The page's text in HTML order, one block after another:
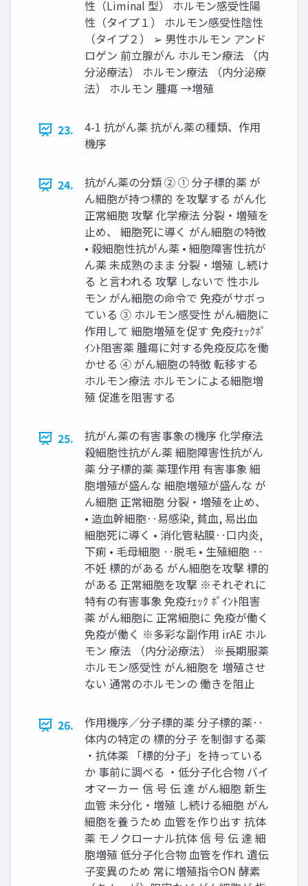
性（Liminal 型） ホルモン感受性陽
性（タイプ１） ホルモン感受性陰性
（タイプ２） ➢ 男性ホルモン アンド
ロゲン 前立腺がん ホルモン療法 （内
分泌療法） ホルモン療法 （内分泌療
法） ホルモン 腫瘍 →増殖
23.
4-1 抗がん薬 抗がん薬の種類、作用
機序
24.
抗がん薬の分類 ② ① 分子標的薬 が
ん細胞が持つ標的 を攻撃する がん化
正常細胞 攻撃 化学療法 分裂・増殖を
止め、 細胞死に導く がん細胞の特徴
• 殺細胞性抗がん薬 • 細胞障害性抗が
ん薬 未成熟のまま 分裂・増殖 し続け
る と言われる 攻撃 しないで 性ホル
モン がん細胞の命令で 免疫がサボっ
ている ③ ホルモン感受性 がん細胞に
作用して 細胞増殖を促す 免疫ﾁｪｯｸﾎﾟ
ｲﾝﾄ阻害薬 腫瘍に対する免疫反応を働
かせる ④ がん細胞の特徴 転移する
ホルモン療法 ホルモンによる細胞増
殖 促進を阻害する
25.
抗がん薬の有害事象の機序 化学療法
殺細胞性抗がん薬 細胞障害性抗がん
薬 分子標的薬 薬理作用 有害事象 細
胞増殖が盛んな 細胞増殖が盛んな が
ん細胞 正常細胞 分裂・増殖を止め、
• 造血幹細胞‥易感染, 貧血, 易出血
細胞死に導く • 消化管粘膜‥口内炎,
下痢 • 毛母細胞 ‥脱毛 • 生殖細胞 ‥
不妊 標的がある がん細胞を攻撃 標的
がある 正常細胞を攻撃 ※それぞれに
特有の有害事象 免疫ﾁｪｯｸ ﾎﾟｲﾝﾄ阻害
薬 がん細胞に 正常細胞に 免疫が働く
免疫が働く ※多彩な副作用 irAE ホル
モン 療法 （内分泌療法） ※長期服薬
ホルモン感受性 がん細胞を 増殖させ
ない 通常のホルモンの 働きを阻止
26.
作用機序／分子標的薬 分子標的薬‥
体内の特定の 標的分子 を制御する薬
・抗体薬 「標的分子」を持っている
か 事前に調べる ・低分子化合物 バイ
オマーカー 信 号 伝 達 がん細胞 新生
血管 未分化・増殖 し続ける細胞 がん
細胞を養うため 血管を作り出す 抗体
薬 モノクローナル抗体 信 号 伝 達 細
胞増殖 低分子化合物 血管を作れ 遺伝
子変異のため 常に増殖指令ON 酵素